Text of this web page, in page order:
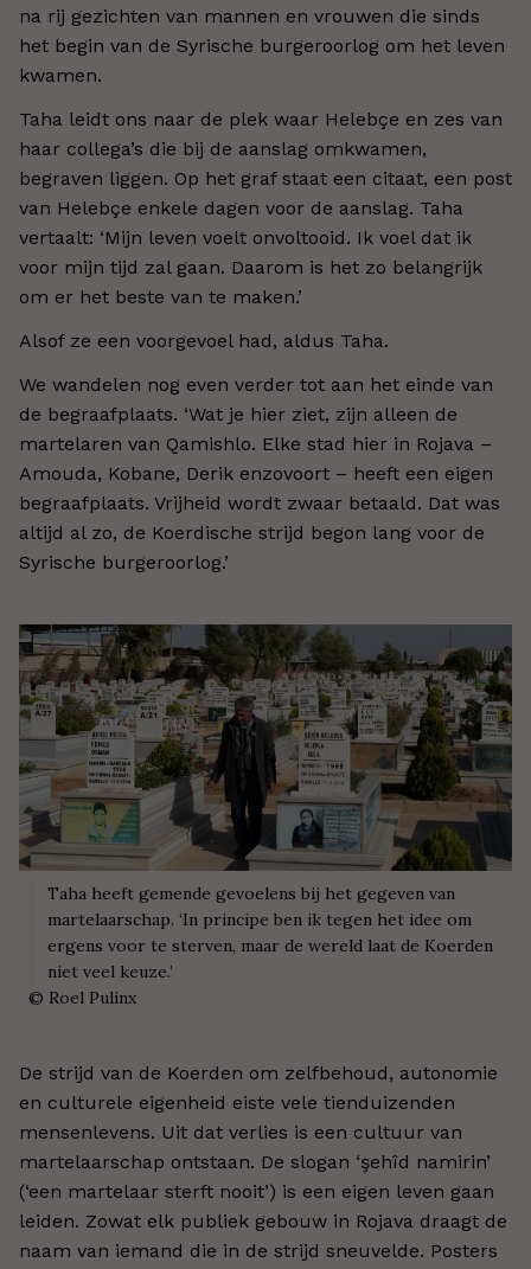
na rij gezichten van mannen en vrouwen die sinds
het begin van de Syrische burgeroorlog om het leven
kwamen.
Taha leidt ons naar de plek waar Helebçe en zes van
haar collega’s die bij de aanslag omkwamen,
begraven liggen. Op het graf staat een citaat, een post
van Helebçe enkele dagen voor de aanslag. Taha
vertaalt: ‘Mijn leven voelt onvoltooid. Ik voel dat ik
voor mijn tijd zal gaan. Daarom is het zo belangrijk
om er het beste van te maken.’
Alsof ze een voorgevoel had, aldus Taha.
We wandelen nog even verder tot aan het einde van
de begraafplaats. ‘Wat je hier ziet, zijn alleen de
martelaren van Qamishlo. Elke stad hier in Rojava –
Amouda, Kobane, Derik enzovoort – heeft een eigen
begraafplaats. Vrijheid wordt zwaar betaald. Dat was
altijd al zo, de Koerdische strijd begon lang voor de
Syrische burgeroorlog.’
Taha heeft gemende gevoelens bij het gegeven van
martelaarschap. ‘In principe ben ik tegen het idee om
ergens voor te sterven, maar de wereld laat de Koerden
niet veel keuze.’
© Roel Pulinx
De strijd van de Koerden om zelfbehoud, autonomie
en culturele eigenheid eiste vele tienduizenden
mensenlevens. Uit dat verlies is een cultuur van
martelaarschap ontstaan. De slogan ‘şehîd namirin’
(‘een martelaar sterft nooit’) is een eigen leven gaan
leiden. Zowat elk publiek gebouw in Rojava draagt de
naam van iemand die in de strijd sneuvelde. Posters